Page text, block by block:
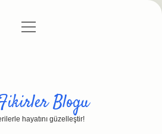
Politikası
menüyü
Blogu
hayatını güzelleştir!